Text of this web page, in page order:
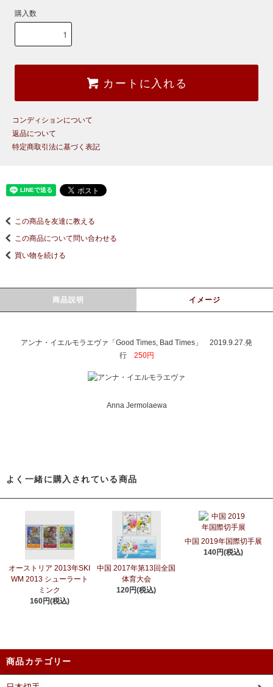
購入数
カートに入れる
コンディションについて
返品について
特定商取引法に基づく表記
この商品を友達に教える
この商品について問い合わせる
買い物を続ける
商品説明 イメージ
アンナ・イエルモラエヴァ「Good Times, Bad Times」 2019.9.27.発
行 250円
Anna Jermolaewa
よく一緒に購入されている商品
オーストリア 2013年SKI
WM 2013 シューラート
ミンク
160円(税込)
中国 2017年第13回全国
体育大会
120円(税込)
中国 2019年国際切手展
140円(税込)
商品カテゴリー